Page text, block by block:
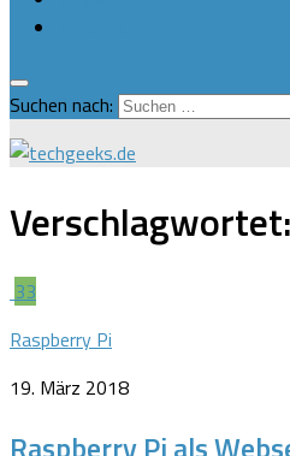
Suchen nach:
Verschlagwortet:
33
Raspberry Pi
19. März 2018
Raspberry Pi als